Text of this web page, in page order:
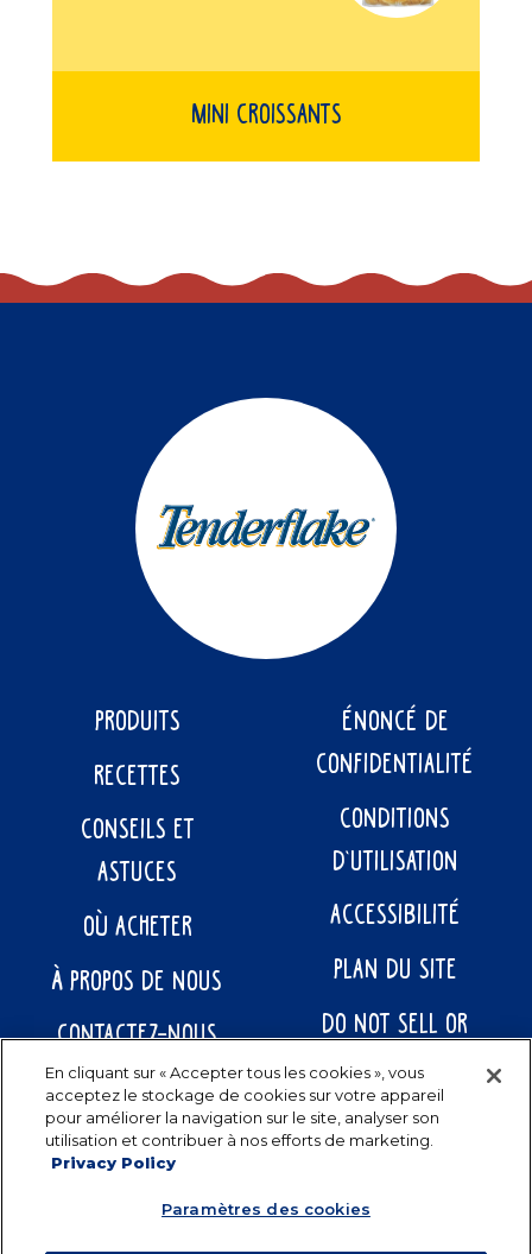
Mini Croissants
PRODUITS
RECETTES
CONSEILS ET
ASTUCES
OÙ ACHETER
À PROPOS DE NOUS
CONTACTEZ-NOUS
ÉNONCÉ DE
CONFIDENTIALITÉ
CONDITIONS
D’UTILISATION
ACCESSIBILITÉ
PLAN DU SITE
DO NOT SELL OR
SHARE MY PERSONAL
INFORMATION
En cliquant sur « Accepter tous les cookies », vous
acceptez le stockage de cookies sur votre appareil
pour améliorer la navigation sur le site, analyser son
utilisation et contribuer à nos efforts de marketing.
Privacy Policy
Paramètres des cookies